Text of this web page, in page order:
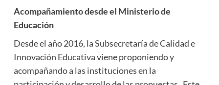
Acompañamiento desde el Ministerio de
Educación
Desde el año 2016, la Subsecretaría de Calidad e
Innovación Educativa viene proponiendo y
acompañando a las instituciones en la